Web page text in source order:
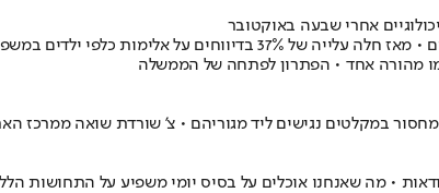
אחרי שבעה באוקטובר
במקלטים נגישים ליד מגוריהם • צ' שורדת שואה ממרכז
• מה שאנחנו אוכלים על בסיס יומי משפיע על התחושות